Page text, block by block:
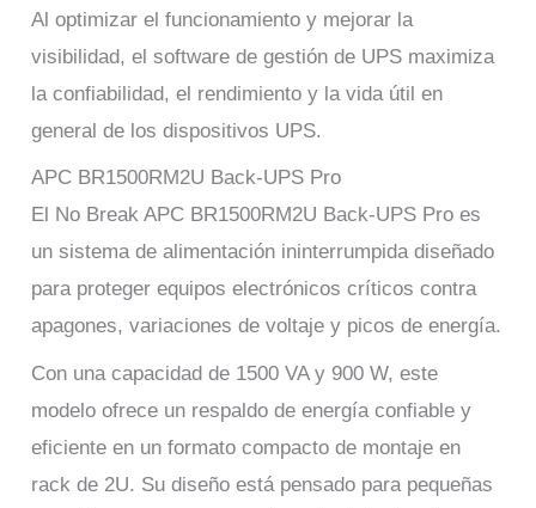
Al optimizar el funcionamiento y mejorar la
visibilidad, el software de gestión de UPS maximiza
la confiabilidad, el rendimiento y la vida útil en
general de los dispositivos UPS.
APC BR1500RM2U Back-UPS Pro
El No Break APC BR1500RM2U Back-UPS Pro es
un sistema de alimentación ininterrumpida diseñado
para proteger equipos electrónicos críticos contra
apagones, variaciones de voltaje y picos de energía.
Con una capacidad de 1500 VA y 900 W, este
modelo ofrece un respaldo de energía confiable y
eficiente en un formato compacto de montaje en
rack de 2U. Su diseño está pensado para pequeñas